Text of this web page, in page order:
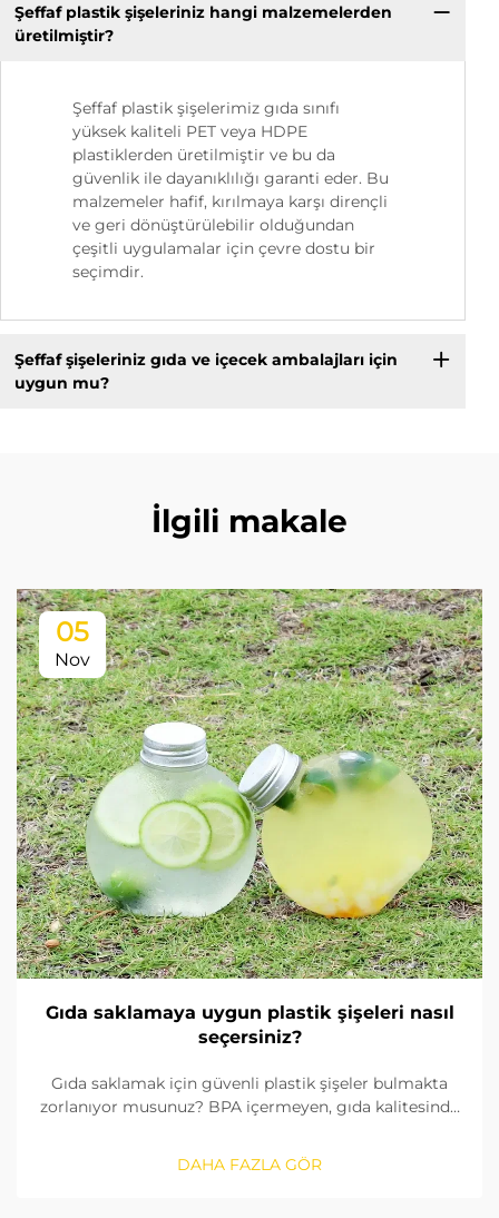
Şeffaf plastik şişeleriniz hangi malzemelerden
üretilmiştir?
Şeffaf plastik şişelerimiz gıda sınıfı
yüksek kaliteli PET veya HDPE
plastiklerden üretilmiştir ve bu da
güvenlik ile dayanıklılığı garanti eder. Bu
malzemeler hafif, kırılmaya karşı dirençli
ve geri dönüştürülebilir olduğundan
çeşitli uygulamalar için çevre dostu bir
seçimdir.
Şeffaf şişeleriniz gıda ve içecek ambalajları için
uygun mu?
İlgili makale
05
Nov
Gıda saklamaya uygun plastik şişeleri nasıl
seçersiniz?
Gıda saklamak için güvenli plastik şişeler bulmakta
zorlanıyor musunuz? BPA içermeyen, gıda kalitesinde
kontrol edeceğinizi ve doğru boyutu nasıl
seçeceğinizi öğrenin. FDA ve AB standartlarına
DAHA FAZLA GÖR